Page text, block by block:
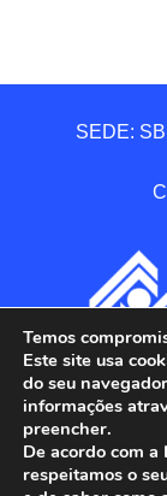
SEDE:
Temos
Este site usa
do seu
informações
preencher.
De acordo com a
respeitamos o